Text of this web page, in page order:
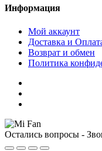
Информация
Мой аккаунт
Доставка и
Возврат и обмен
Политика
Остались вопросы -